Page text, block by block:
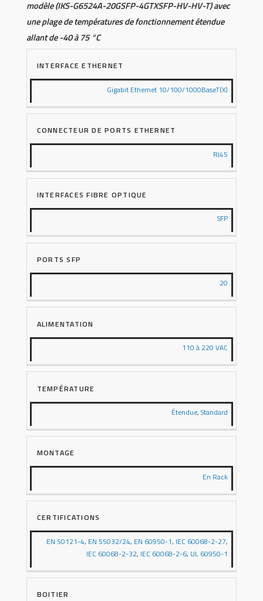
modèle (IKS-G6524A-20GSFP-4GTXSFP-HV-HV-T) avec
une plage de températures de fonctionnement étendue
allant de -40 à 75 °C
INTERFACE ETHERNET
Gigabit Ethernet 10/100/1000BaseT(X)
CONNECTEUR DE PORTS ETHERNET
RJ45
INTERFACES FIBRE OPTIQUE
SFP
PORTS SFP
20
ALIMENTATION
110 à 220 VAC
TEMPÉRATURE
Étendue,Standard
MONTAGE
En Rack
CERTIFICATIONS
EN 50121-4, EN 55032/24, EN 60950-1, IEC 60068-2-27,
IEC 60068-2-32, IEC 60068-2-6, UL 60950-1
BOITIER